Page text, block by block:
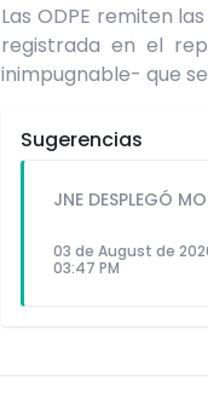
Las ODPE remiten
registrada en el
inimpugnable- que
Sugerencias
03 de August de
03:47 PM